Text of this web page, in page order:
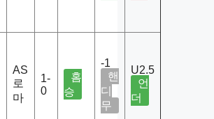
AS
로
마
1-
0
홈
승
-1
핸
디
무
U2.5
언
더